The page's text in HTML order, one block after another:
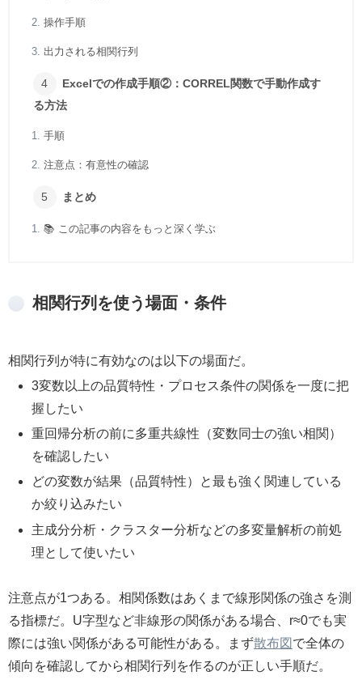
操作手順
出力される相関行列
Excelでの作成手順②：CORREL関数で手動作成す
る方法
手順
注意点：有意性の確認
まとめ
📚 この記事の内容をもっと深く学ぶ
相関行列を使う場面・条件
相関行列が特に有効なのは以下の場面だ。
3変数以上の品質特性・プロセス条件の関係を一度に把
握したい
重回帰分析の前に多重共線性（変数同士の強い相関）
を確認したい
どの変数が結果（品質特性）と最も強く関連している
か絞り込みたい
主成分分析・クラスター分析などの多変量解析の前処
理として使いたい
注意点が1つある。相関係数はあくまで線形関係の強さを測
る指標だ。U字型など非線形の関係がある場合、r≈0でも実
際には強い関係がある可能性がある。まず散布図 で全体の
傾向を確認してから相関行列を作るのが正しい手順だ。